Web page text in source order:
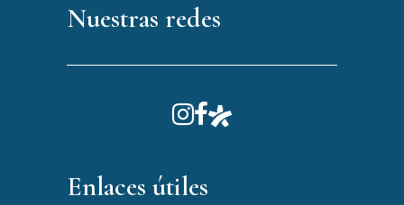
Nuestras redes
Enlaces útiles